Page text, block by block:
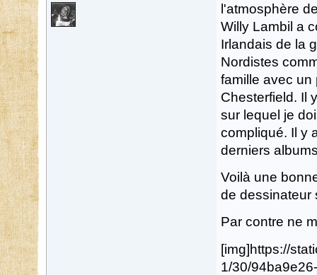
l'atmosphère
Willy Lambil a
Irlandais de la
Nordistes
famille avec un
Chesterfield. Il
sur lequel je
compliqué. Il y
derniers
Voilà une
de dessinateur
Par contre ne
[img]https://
1/30/